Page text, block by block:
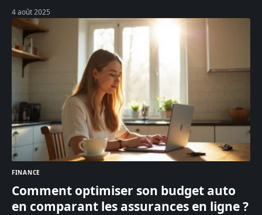
4 août 2025
FINANCE
Comment optimiser son budget auto
en comparant les assurances en ligne ?